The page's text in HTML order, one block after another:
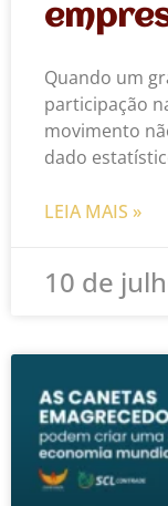
Quando um
participação
movimento
dado
LEIA MAIS »
10 de